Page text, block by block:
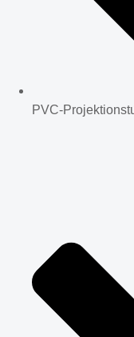
PVC-